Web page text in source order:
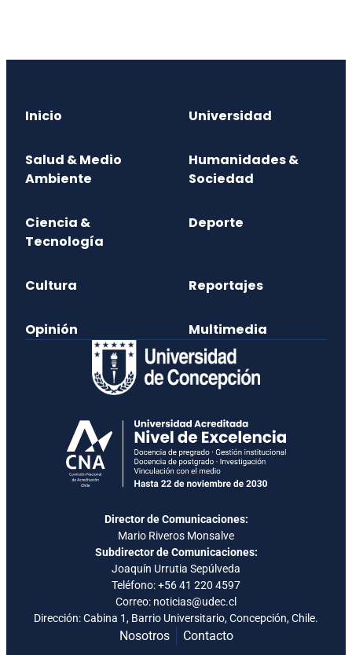
Inicio Universidad
Salud & Medio
Ambiente
Humanidades &
Sociedad
Ciencia &
Tecnología
Deporte
Cultura Reportajes
Opinión Multimedia
Director de Comunicaciones:
Mario Riveros Monsalve
Subdirector de Comunicaciones:
Joaquín Urrutia Sepúlveda
Teléfono:+56 41 220 4597
Correo: noticias@udec.cl
Dirección: Cabina 1, Barrio Universitario, Concepción, Chile.
Nosotros Contacto